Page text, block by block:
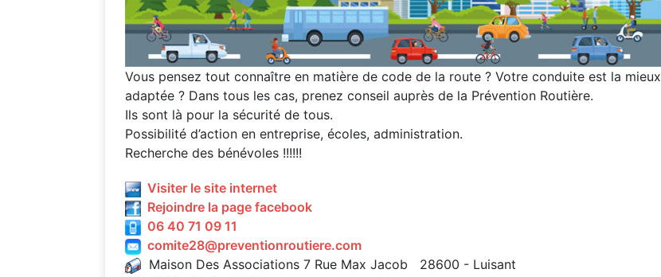
Vous pensez tout connaître en matière de code de la route ? Votre conduite est la mieux
adaptée ? Dans tous les cas, prenez conseil auprès de la Prévention Routière.
Ils sont là pour la sécurité de tous.
Possibilité d’action en entreprise, écoles, administration.
Recherche des bénévoles !!!!!!
Visiter le site internet
Rejoindre la page facebook
06 40 71 09 11
comite28@preventionroutiere.com
Maison Des Associations 7 Rue Max Jacob 28600 - Luisant